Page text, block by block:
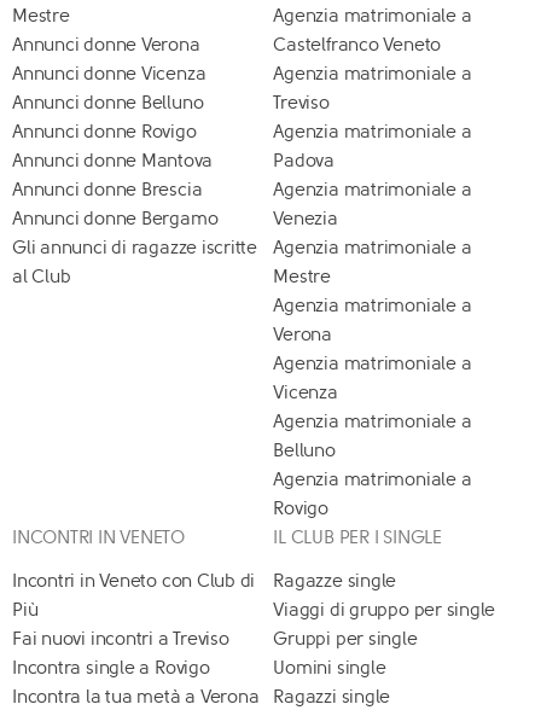
Mestre
Annunci donne Verona
Annunci donne Vicenza
Annunci donne Belluno
Annunci donne Rovigo
Annunci donne Mantova
Annunci donne Brescia
Annunci donne Bergamo
Gli annunci di ragazze iscritte
al Club
Agenzia matrimoniale a
Castelfranco Veneto
Agenzia matrimoniale a
Treviso
Agenzia matrimoniale a
Padova
Agenzia matrimoniale a
Venezia
Agenzia matrimoniale a
Mestre
Agenzia matrimoniale a
Verona
Agenzia matrimoniale a
Vicenza
Agenzia matrimoniale a
Belluno
Agenzia matrimoniale a
Rovigo
INCONTRI IN VENETO
Incontri in Veneto con Club di
Più
Fai nuovi incontri a Treviso
Incontra single a Rovigo
Incontra la tua metà a Verona
IL CLUB PER I SINGLE
Ragazze single
Viaggi di gruppo per single
Gruppi per single
Uomini single
Ragazzi single